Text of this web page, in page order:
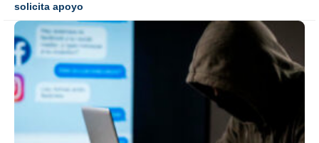
solicita apoyo